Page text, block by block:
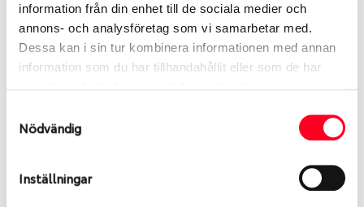
information från din enhet till de sociala medier och
annons- och analysföretag som vi samarbetar med.
Dessa kan i sin tur kombinera informationen med annan
information som du har tillhandahållit eller som de har
Nödvändig
Inställningar
Passar denna fälg min bil?
Ange registreringsnummer för att se om den fälg
Ibland kan fälgen ha bytts ut under årens lopp och
inte vara samma dimension som bilen hade ut från